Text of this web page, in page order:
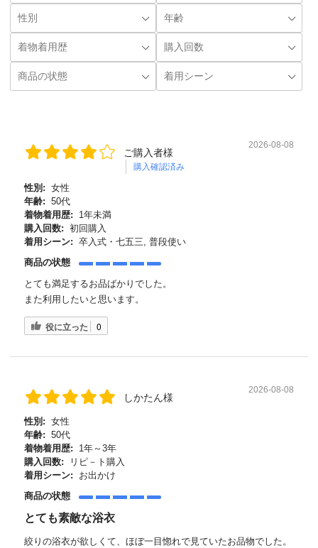
ご購入者様
購入確認済み
2026-08-08
性別: 女性
年齢: 50代
着物着用歴:
1年未満
購入回数: 初回購入
着用シーン: 卒入式・七五三, 普段使い
商品の状態
とても満足するお品ばかりでした。
また利用したいと思います。
役に立った 0
しかたん様
2026-08-08
性別: 女性
年齢: 50代
着物着用歴:
1年～3年
購入回数:
リピ－ト購入
着用シーン:
お出かけ
商品の状態
とても素敵な浴衣
絞りの浴衣が欲しくて、ほぼ一目惚れで見ていたお品物でした。